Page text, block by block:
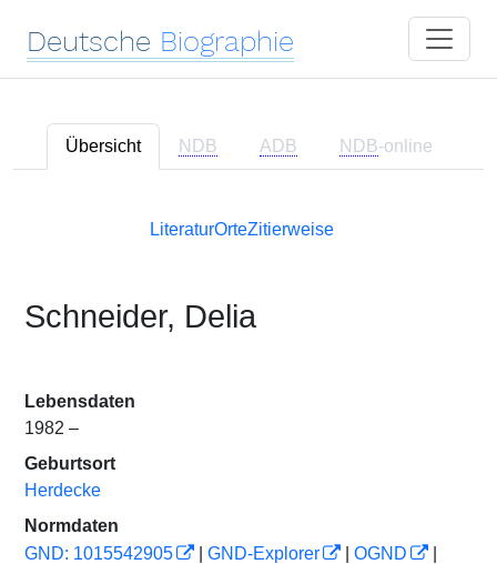
Deutsche Biographie
Übersicht NDB ADB NDB-online
LiteraturOrteZitierweise
Schneider, Delia
Lebensdaten
1982 –
Geburtsort
Herdecke
Normdaten
GND: 1015542905
GND-Explorer OGND